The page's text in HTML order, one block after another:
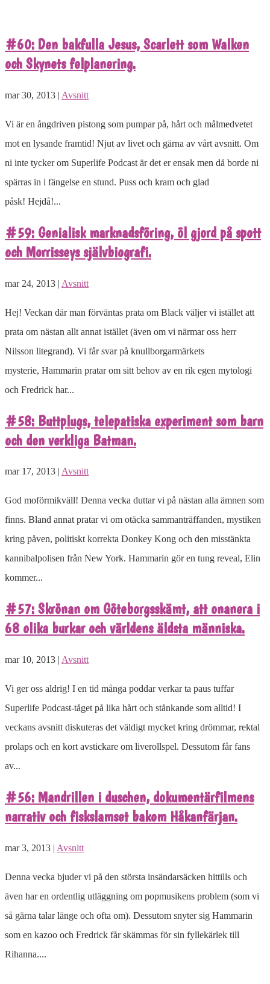
#60: Den bakfulla Jesus, Scarlett som Walken
och Skynets felplanering.
mar 30, 2013 | Avsnitt
Vi är en ångdriven pistong som pumpar på, hårt och målmedvetet
mot en lysande framtid! Njut av livet och gärna av vårt avsnitt. Om
ni inte tycker om Superlife Podcast är det er ensak men då borde ni
spärras in i fängelse en stund. Puss och kram och glad
påsk! Hejdå!...
#59: Genialisk marknadsföring, öl gjord på spott
och Morrisseys självbiografi.
mar 24, 2013 | Avsnitt
Hej! Veckan där man förväntas prata om Black väljer vi istället att
prata om nästan allt annat istället (även om vi närmar oss herr
Nilsson litegrand). Vi får svar på knullborgarmärkets
mysterie, Hammarin pratar om sitt behov av en rik egen mytologi
och Fredrick har...
#58: Buttplugs, telepatiska experiment som barn
och den verkliga Batman.
mar 17, 2013 | Avsnitt
God moförmikväll! Denna vecka duttar vi på nästan alla ämnen som
finns. Bland annat pratar vi om otäcka sammanträffanden, mystiken
kring påven, politiskt korrekta Donkey Kong och den misstänkta
kannibalpolisen från New York. Hammarin gör en tung reveal, Elin
kommer...
#57: Skrönan om Göteborgsskämt, att onanera i
68 olika burkar och världens äldsta människa.
mar 10, 2013 | Avsnitt
Vi ger oss aldrig! I en tid många poddar verkar ta paus tuffar
Superlife Podcast-tåget på lika hårt och stånkande som alltid! I
veckans avsnitt diskuteras det väldigt mycket kring drömmar, rektal
prolaps och en kort avstickare om liverollspel. Dessutom får fans
av...
#56: Mandrillen i duschen, dokumentärfilmens
narrativ och fiskslamset bakom Håkanfärjan.
mar 3, 2013 | Avsnitt
Denna vecka bjuder vi på den största insändarsäcken hittills och
även har en ordentlig utläggning om popmusikens problem (som vi
så gärna talar länge och ofta om). Dessutom snyter sig Hammarin
som en kazoo och Fredrick får skämmas för sin fyllekärlek till
Rihanna....